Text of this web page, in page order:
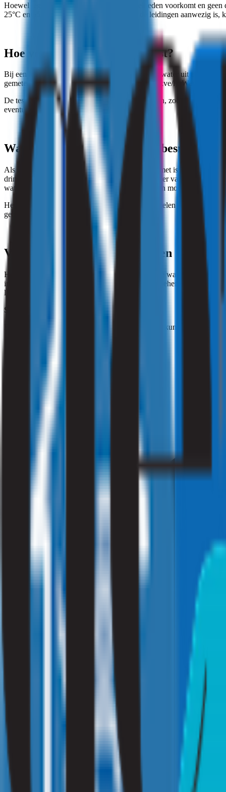
Hoewel legionella meestal in kleine hoeveelheden voorkomt en
25°C en 55°C ligt en er stilstaand water in de leidingen aanwezig
Hoe verloopt een legionella-test?
Bij een legionella-test wordt een monster van het water uit uw
gemeten in kolonievormende eenheden per liter (kve/l). Wanneer
De test wordt uitgevoerd volgens strikte richtlijnen, zodat u zeker
eventueel genomen moeten worden.
Wat te doen bij een legionella-besmetting?
Als er uit de test blijkt dat uw waterinstallatie besmet is met
drinkwaterinstallatie, zoals de eigenaar of beheerder van het
watertemperaturen tot het spoelen van leidingen en mogelijk een
Het is aan te raden om een deskundige in te schakelen die u kan
gebruikers van de waterinstallatie.
Voorkomen is beter dan genezen
Hoewel een legionella-test zekerheid geeft over de waterkwaliteit,
inactiviteit, en door de watertemperatuur goed te beheren. Warm
legionellagroei aanzienlijk verkleinen.
Strooming: Binnengewoon goed!
Bent u benieuwd naar de mogelijkheden die wij u kunnen bieden?